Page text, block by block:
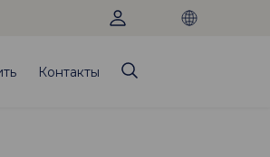
Контакты